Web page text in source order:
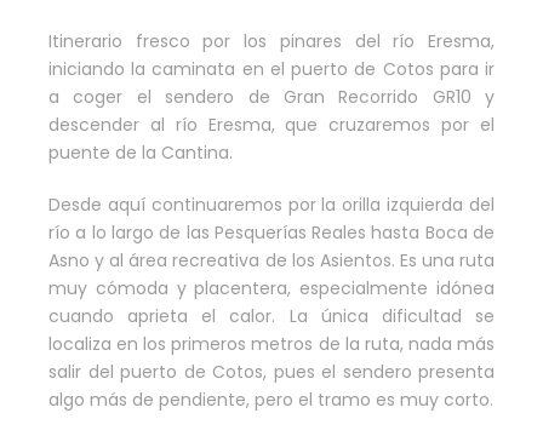
Itinerario fresco por los pinares del río Eresma,
iniciando la caminata en el puerto de Cotos para ir
a coger el sendero de Gran Recorrido GR10 y
descender al río Eresma, que cruzaremos por el
puente de la Cantina.
Desde aquí continuaremos por la orilla izquierda del
río a lo largo de las Pesquerías Reales hasta Boca de
Asno y al área recreativa de los Asientos. Es una ruta
muy cómoda y placentera, especialmente idónea
cuando aprieta el calor. La única dificultad se
localiza en los primeros metros de la ruta, nada más
salir del puerto de Cotos, pues el sendero presenta
algo más de pendiente, pero el tramo es muy corto.